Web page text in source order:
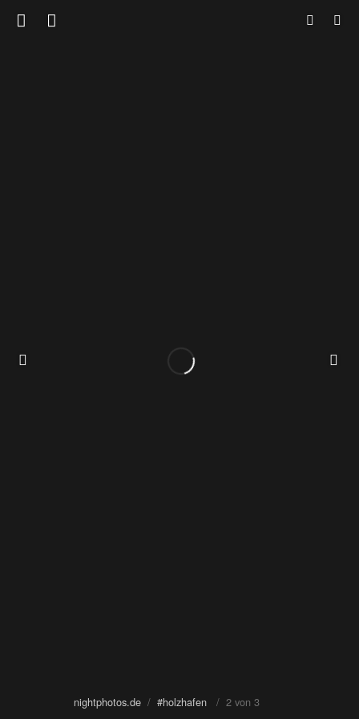
nightphotos.de / #holzhafen / 2 von 3